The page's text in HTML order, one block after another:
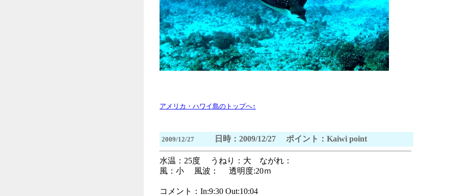
アメリカ・ハワイ島のトップへ↑
2009/12/27 日時：2009/12/27 ポイント：Kaiwi point
水温：25度 うねり：大 ながれ：
風：小 風波： 透明度:20ｍ
コメント：In:9:30 Out:10:04